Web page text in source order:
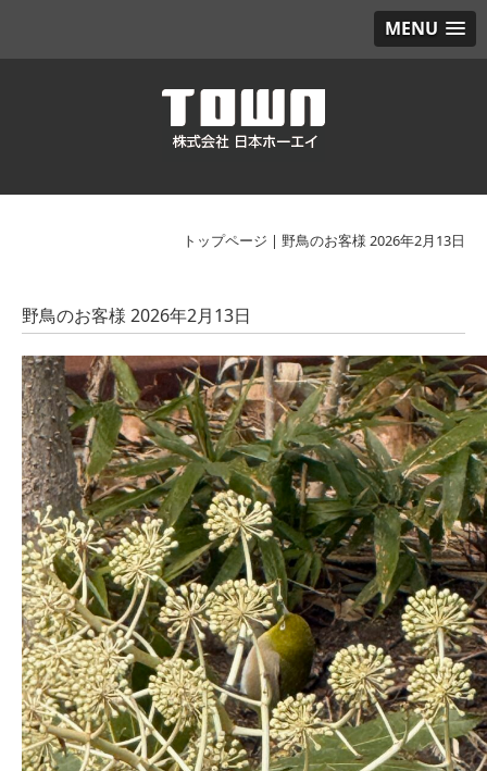
MENU
トップページ |野鳥のお客様 2026年2月13日
野鳥のお客様 2026年2月13日